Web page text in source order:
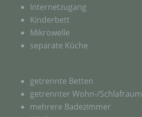
Internetzugang
Kinderbett
Mikrowelle
separate Küche
getrennte Betten
getrennter Wohn-/Schlafraum
mehrere Badezimmer